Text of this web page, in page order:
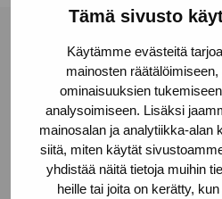
Tämä sivusto
Käytämme evästeitä
mainosten
ominaisuuksien
analysoimiseen. Lisäksi
mainosalan ja analytiikka-alan
siitä, miten käytät
yhdistää näitä tietoja muihin
heille tai joita on kerätty,
Pro Artibus -
Kustaa Vaasan katu 11
10600 Tammisaari
proartibus@proartibus.fi
+358 (0)50 371 6339